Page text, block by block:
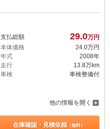
支払総額 29.0万円
本体価格
24.0万円
年式
2008年
走行
13.8万km
車検
車検整備付
他の情報を開く
在庫確認・見積依頼（無料）